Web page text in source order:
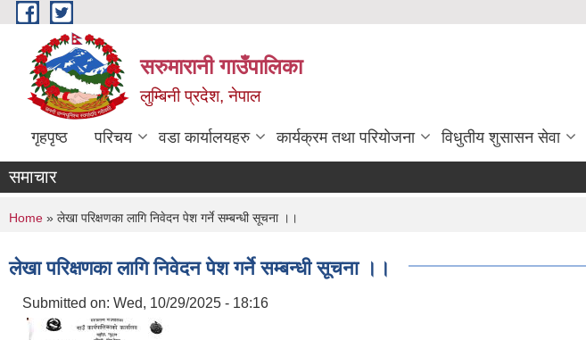
Skip to main content
सरुमारानी गाउँपालिका
लुम्बिनी प्रदेश, नेपाल
गृहपृष्ठ परिचय वडा कार्यालयहरु कार्यक्रम तथा परियोजना विधुतीय शुसासन सेवा
समाचार
You are here
Home » लेखा परिक्षणका लागि निवेदन पेश गर्ने सम्बन्धी सूचना ।।
लेखा परिक्षणका लागि निवेदन पेश गर्ने सम्बन्धी सूचना ।।
Submitted on: Wed, 10/29/2025 - 18:16